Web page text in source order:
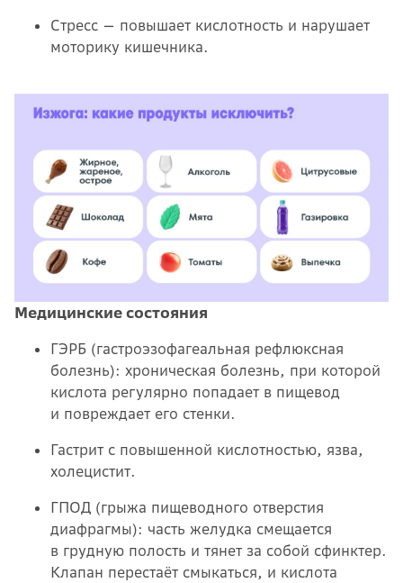
Стресс — повышает кислотность и нарушает
моторику кишечника.
Медицинские состояния
ГЭРБ (гастроэзофагеальная рефлюксная
болезнь): хроническая болезнь, при которой
кислота регулярно попадает в пищевод
и повреждает его стенки.
Гастрит с повышенной кислотностью, язва,
холецистит.
ГПОД (грыжа пищеводного отверстия
диафрагмы): часть желудка смещается
в грудную полость и тянет за собой сфинктер.
Клапан перестаёт смыкаться, и кислота